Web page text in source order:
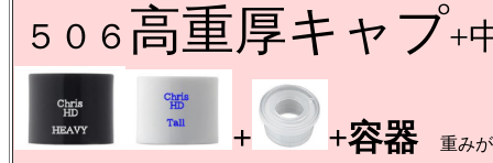
５０６ 高重厚キャプ+
+ +容器重みが